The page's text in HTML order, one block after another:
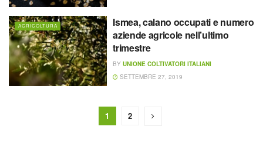
AGRICOLTURA
Ismea, calano occupati e numero
aziende agricole nell’ultimo
trimestre
BY UNIONE COLTIVATORI ITALIANI
SETTEMBRE 27, 2019
1 2